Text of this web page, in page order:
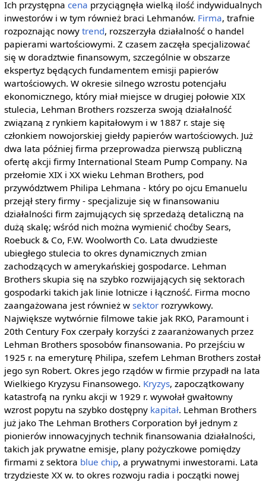
Ich przystępna cena przyciągnęła wielką ilość indywidualnych
inwestorów i w tym również braci Lehmanów. Firma, trafnie
rozpoznając nowy trend, rozszerzyła działalność o handel
papierami wartościowymi. Z czasem zaczęła specjalizować
się w doradztwie finansowym, szczególnie w obszarze
ekspertyz będących fundamentem emisji papierów
wartościowych. W okresie silnego wzrostu potencjału
ekonomicznego, który miał miejsce w drugiej połowie XIX
stulecia, Lehman Brothers rozszerza swoją działalność
związaną z rynkiem kapitałowym i w 1887 r. staje się
członkiem nowojorskiej giełdy papierów wartościowych. Już
dwa lata później firma przeprowadza pierwszą publiczną
ofertę akcji firmy International Steam Pump Company. Na
przełomie XIX i XX wieku Lehman Brothers, pod
przywództwem Philipa Lehmana - który po ojcu Emanuelu
przejął stery firmy - specjalizuje się w finansowaniu
działalności firm zajmujących się sprzedażą detaliczną na
dużą skalę; wśród nich można wymienić choćby Sears,
Roebuck & Co, F.W. Woolworth Co. Lata dwudzieste
ubiegłego stulecia to okres dynamicznych zmian
zachodzących w amerykańskiej gospodarce. Lehman
Brothers skupia się na szybko rozwijających się sektorach
gospodarki takich jak linie lotnicze i łączność. Firma mocno
zaangażowana jest również w sektorrozrywkowy.
Największe wytwórnie filmowe takie jak RKO, Paramount i
20th Century Fox czerpały korzyści z zaaranżowanych przez
Lehman Brothers sposobów finansowania. Po przejściu w
1925 r. na emeryturę Philipa, szefem Lehman Brothers został
jego syn Robert. Okres jego rządów w firmie przypadł na lata
Wielkiego Kryzysu Finansowego. Kryzys, zapoczątkowany
katastrofą na rynku akcji w 1929 r. wywołał gwałtowny
wzrost popytu na szybko dostępny kapitał. Lehman Brothers
już jako The Lehman Brothers Corporation był jednym z
pionierów innowacyjnych technik finansowania działalności,
takich jak prywatne emisje, plany pożyczkowe pomiędzy
firmami z sektora blue chip, a prywatnymi inwestorami. Lata
trzydzieste XX w. to okres rozwoju radia i początki nowej